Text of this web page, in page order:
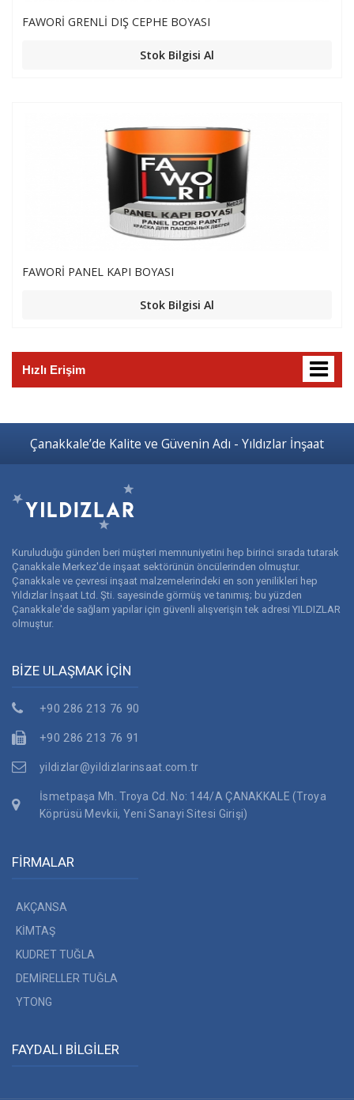
FAWORİ GRENLİ DIŞ CEPHE BOYASI
Stok Bilgisi Al
FAWORİ PANEL KAPI BOYASI
Stok Bilgisi Al
Hızlı Erişim
Çanakkale’de Kalite ve Güvenin Adı - Yıldızlar İnşaat
Kuruluduğu günden beri müşteri memnuniyetini hep birinci sırada tutarak
Çanakkale Merkez'de inşaat sektörünün öncülerinden olmuştur.
Çanakkale ve çevresi inşaat malzemelerindeki en son yenilikleri hep
Yıldızlar İnşaat Ltd. Şti. sayesinde görmüş ve tanımış; bu yüzden
Çanakkale'de sağlam yapılar için güvenli alışverişin tek adresi YILDIZLAR
olmuştur.
BİZE ULAŞMAK İÇİN
+90 286 213 76 90
+90 286 213 76 91
yildizlar@yildizlarinsaat.com.tr
İsmetpaşa Mh. Troya Cd. No: 144/A ÇANAKKALE (Troya
Köprüsü Mevkii, Yeni Sanayi Sitesi Girişi)
FİRMALAR
AKÇANSA
KİMTAŞ
KUDRET TUĞLA
DEMİRELLER TUĞLA
YTONG
FAYDALI BİLGİLER